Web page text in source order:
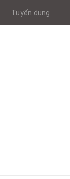
Tuyển dụng